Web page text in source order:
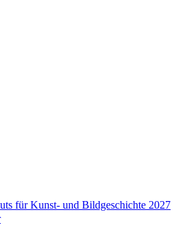
für Kunst- und Bildgeschichte 2027